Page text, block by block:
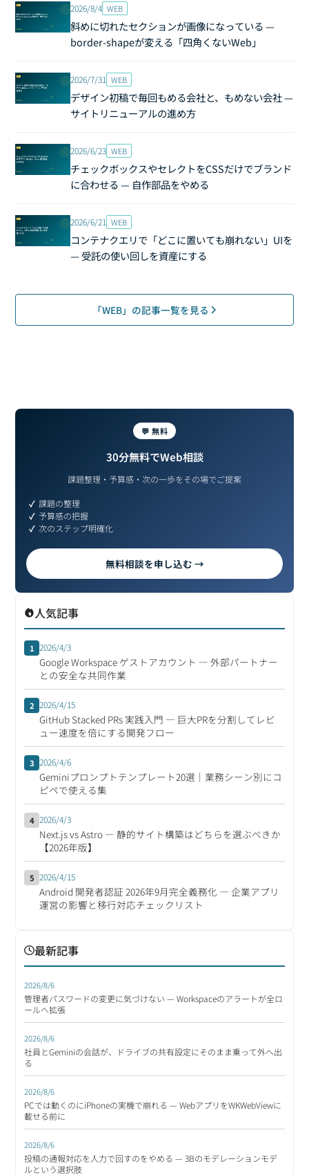
2026/8/4 WEB
斜めに切れたセクションが画像になっている —
border-shapeが変える「四角くないWeb」
2026/7/31 WEB
デザイン初稿で毎回もめる会社と、もめない会社 —
サイトリニューアルの進め方
2026/6/23 WEB
チェックボックスやセレクトをCSSだけでブランド
に合わせる — 自作部品をやめる
2026/6/21 WEB
コンテナクエリで「どこに置いても崩れない」UIを
— 受託の使い回しを資産にする
「WEB」の記事一覧を見る
💬 無料
30分無料でWeb相談
課題整理・予算感・次の一歩をその場でご提案
課題の整理
予算感の把握
次のステップ明確化
無料相談を申し込む →
人気記事
1 2026/4/3
Google Workspace ゲストアカウント ― 外部パートナー
との安全な共同作業
2 2026/4/15
GitHub Stacked PRs 実践入門 ― 巨大PRを分割してレビ
ュー速度を倍にする開発フロー
3 2026/4/6
Geminiプロンプトテンプレート20選｜業務シーン別にコ
ピペで使える集
4 2026/4/3
Next.js vs Astro ― 静的サイト構築はどちらを選ぶべきか
【2026年版】
5 2026/4/15
Android 開発者認証 2026年9月完全義務化 ― 企業アプリ
運営の影響と移行対応チェックリスト
最新記事
2026/8/6
管理者パスワードの変更に気づけない — Workspaceのアラートが全ロ
ールへ拡張
2026/8/6
社員とGeminiの会話が、ドライブの共有設定にそのまま乗って外へ出
る
2026/8/6
PCでは動くのにiPhoneの実機で崩れる — WebアプリをWKWebViewに
載せる前に
2026/8/6
投稿の通報対応を人力で回すのをやめる — 3Bのモデレーションモデ
ルという選択肢